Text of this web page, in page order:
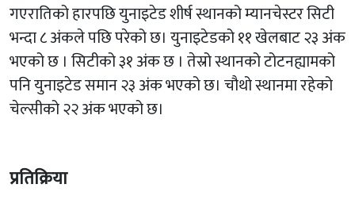
गएरातिको हारपछि युनाइटेड शीर्ष स्थानको म्यानचेस्टर सिटी
भन्दा ८ अंकले पछि परेको छ। युनाइटेडको ११ खेलबाट २३ अंक
भएको छ । सिटीको ३१ अंक छ । तेस्रो स्थानको टोटनह्यामको
पनि युनाइटेड समान २३ अंक भएको छ। चौथो स्थानमा रहेको
चेल्सीको २२ अंक भएको छ।
प्रतिक्रिया